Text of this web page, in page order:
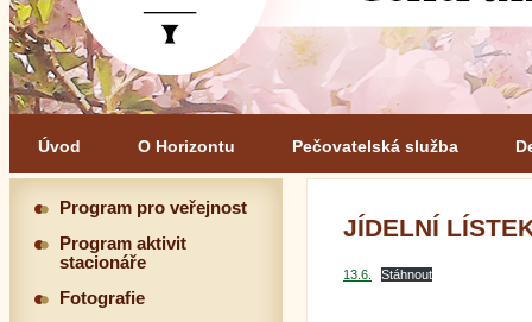
Úvod O Horizontu Pečovatelská služba
JÍDELNÍ
13.6. Stáhnout
Program pro veřejnost
Program aktivit
stacionáře
Fotografie